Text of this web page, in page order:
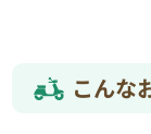
こんな